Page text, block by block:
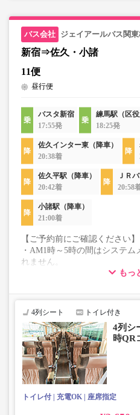
ジェイアールバス関
新宿⇒佐久・小諸
11便
昼行便
バスタ新宿
17:55発
練馬駅（区役
18:25発
佐久インター東（降車）
20:38着
佐久平駅（降車）
20:42着
ＪＲ
20:58
小諸駅（降車）
21:00着
【ご予約前にご確認ください】
・AM1時～5時の間はシステ
れません。
・在庫の状況はリアルタイム
す。
・販売日・便ごとに随時価格
・こちらの路線はキャンセル
れませんので予めご了承くださ
・学生・シニア・乳幼児料金は
学生、シニアの方は「大人」
択いただきご予約にお進みくだ
乗車定員遵守のため乗車券を
車をお断りする場合がありま
もっ
4列シート トイレ付き
4列シ
時QR
トイレ付 充電OK 座席指定